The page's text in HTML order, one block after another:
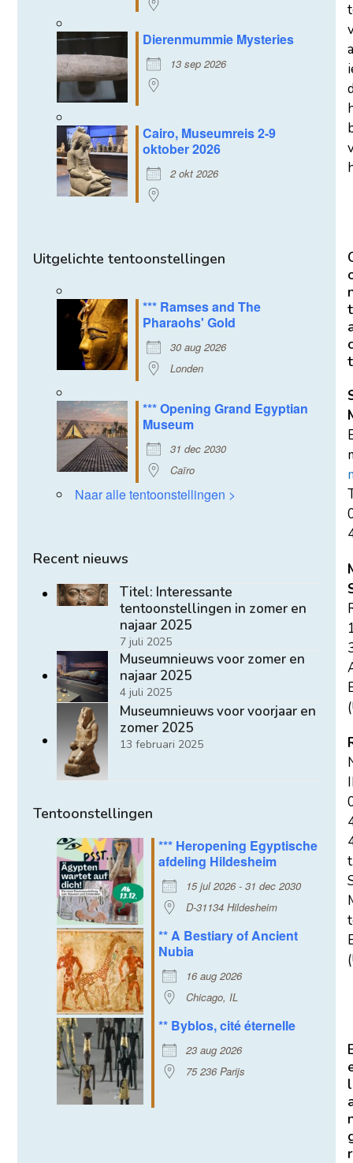
Dierenmummie Mysteries
13 sep 2026
Cairo, Museumreis 2-9
oktober 2026
2 okt 2026
Uitgelichte tentoonstellingen
*** Ramses and The
Pharaohs' Gold
30 aug 2026
Londen
*** Opening Grand Egyptian
Museum
31 dec 2030
Caïro
Naar alle tentoonstellingen >
Recent nieuws
Titel: Interessante
tentoonstellingen in zomer en
najaar 2025
7 juli 2025
Museumnieuws voor zomer en
najaar 2025
4 juli 2025
Museumnieuws voor voorjaar en
zomer 2025
13 februari 2025
Tentoonstellingen
*** Heropening Egyptische
afdeling Hildesheim
15 jul 2026 - 31 dec 2030
D-31134 Hildesheim
** A Bestiary of Ancient
Nubia
16 aug 2026
Chicago, IL
** Byblos, cité éternelle
23 aug 2026
75 236 Parijs
t
t
l
r